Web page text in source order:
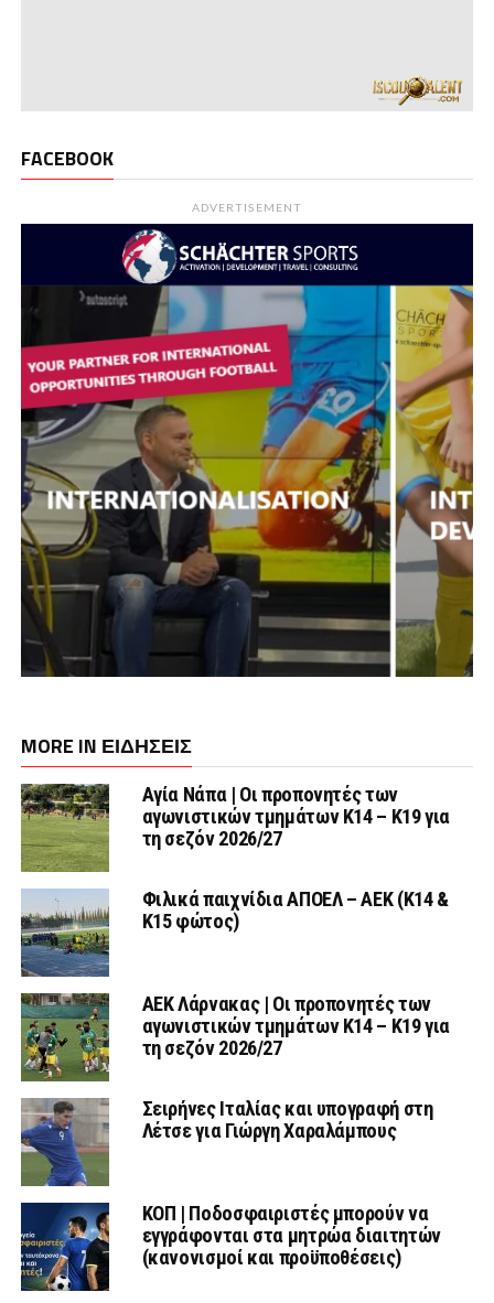
FACEBOOK
ADVERTISEMENT
MORE IN ΕΙΔΗΣΕΙΣ
Αγία Νάπα | Οι προπονητές των
αγωνιστικών τμημάτων Κ14 – Κ19 για
τη σεζόν 2026/27
Φιλικά παιχνίδια ΑΠΟΕΛ – ΑΕΚ (Κ14 &
Κ15 φώτος)
AEK Λάρνακας | Οι προπονητές των
αγωνιστικών τμημάτων Κ14 – Κ19 για
τη σεζόν 2026/27
Σειρήνες Ιταλίας και υπογραφή στη
Λέτσε για Γιώργη Χαραλάμπους
ΚΟΠ | Ποδοσφαιριστές μπορούν να
εγγράφονται στα μητρώα διαιτητών
(κανονισμοί και προϋποθέσεις)